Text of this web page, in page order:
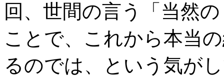
回、世間の言う「当然
ことで、これから本当
るのでは、という気が